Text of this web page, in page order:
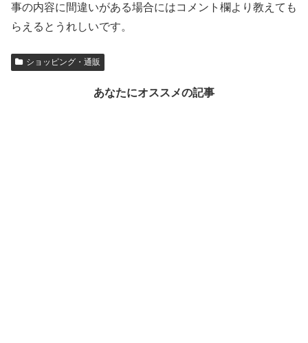
事の内容に間違いがある場合にはコメント欄より教えても
らえるとうれしいです。
ショッピング・通販
あなたにオススメの記事